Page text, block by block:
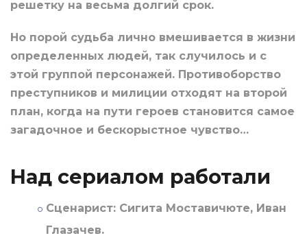
решетку на весьма долгий срок.
Но порой судьба лично вмешивается в жизни
определенных людей, так случилось и с
этой группой персонажей. Противоборство
преступников и милиции отходят на второй
план, когда на пути героев становится самое
загадочное и бескорыстное чувство…
Над сериалом работали
Сценарист: Сигита Моставичюте, Иван
Глазачев.